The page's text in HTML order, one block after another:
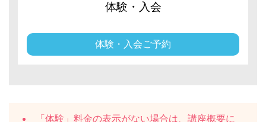
体験・入会
体験・入会ご予約
「体験」料金の表示がない場合は、講座概要に